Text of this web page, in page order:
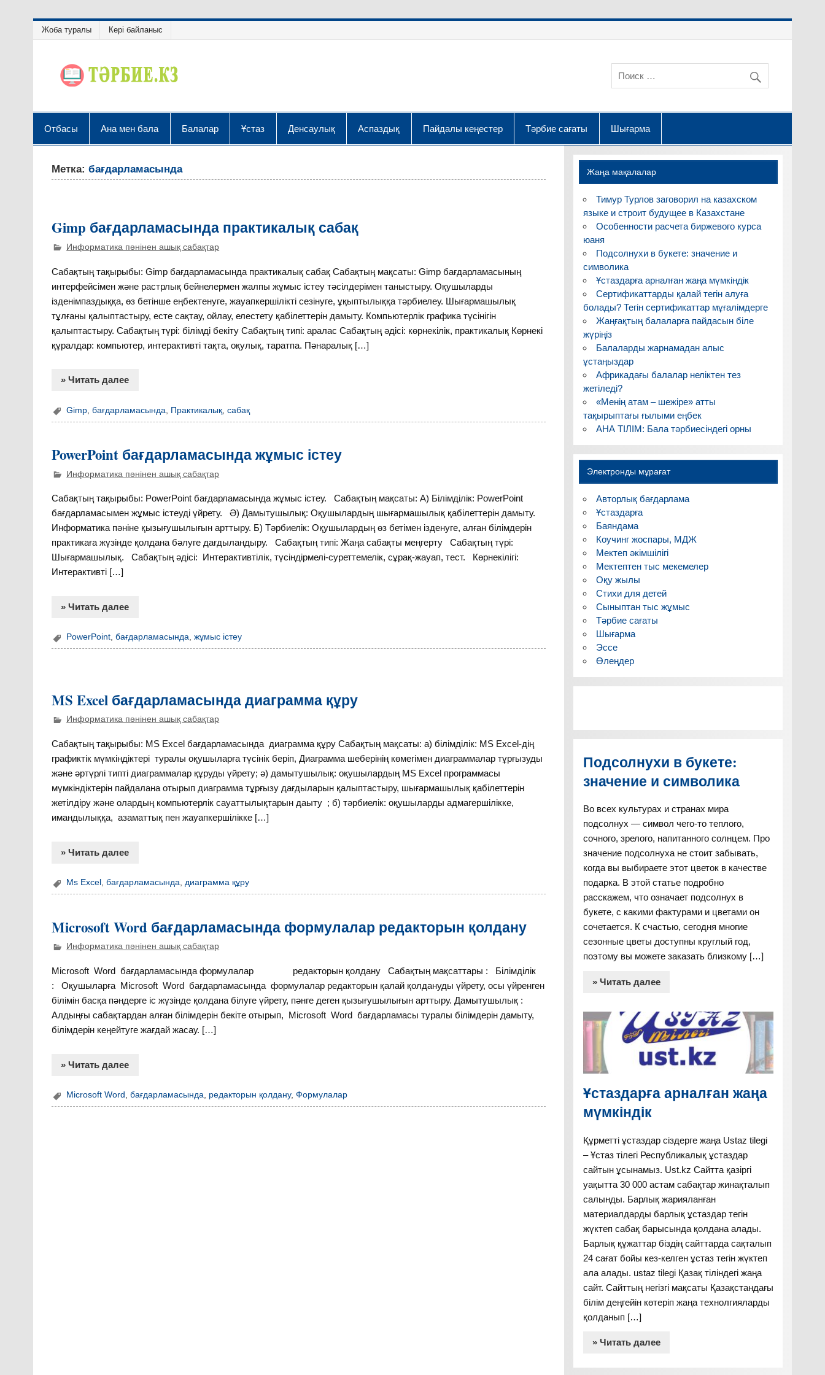
Жоба туралы Кері байланыс
Отбасы Ана мен бала Балалар Ұстаз Денсаулық Аспаздық Пайдалы кеңестер Тәрбие сағаты Шығарма
Метка:бағдарламасында
Gimp бағдарламасында практикалық сабақ
Информатика пәнінен ашық сабақтар
Сабақтың тақырыбы: Gimp бағдарламасында практикалық сабақ Сабақтың мақсаты: Gimp бағдарламасының
интерфейсімен және растрлық бейнелермен жалпы жұмыс істеу тәсілдерімен таныстыру. Оқушыларды
ізденімпаздыққа, өз бетінше еңбектенуге, жауапкершілікті сезінуге, ұқыптылыққа тәрбиелеу. Шығармашылық
тұлғаны қалыптастыру, есте сақтау, ойлау, елестету қабілеттерін дамыту. Компьютерлік графика түсінігін
қалыптастыру. Сабақтың түрі: білімді бекіту Сабақтың типі: аралас Сабақтың әдісі: көрнекілік, практикалық Көрнекі
құралдар: компьютер, интерактивті тақта, оқулық, таратпа. Пәнаралық […]
» Читать далее
Gimp ,бағдарламасында Практикалық ,сабақ
PowerPoint бағдарламасында жұмыс істеу
Информатика пәнінен ашық сабақтар
Сабақтың тақырыбы: PowerPoint бағдарламасында жұмыс істеу. Сабақтың мақсаты: А) Білімділік: PowerPoint
бағдарламасымен жұмыс істеуді үйрету. Ә) Дамытушылық: Оқушылардың шығармашылық қабілеттерін дамыту.
Информатика пәніне қызығушылығын арттыру. Б) Тәрбиелік: Оқушылардың өз бетімен ізденуге, алған білімдерін
практикаға жүзінде қолдана бәлуге дағдыландыру. Сабақтың типі: Жаңа сабақты меңгерту Сабақтың түрі:
Шығармашылық. Сабақтың әдісі: Интерактивтілік, түсіндірмелі-суреттемелік, сұрақ-жауап, тест. Көрнекілігі:
Интерактивті […]
» Читать далее
PowerPoint,бағдарламасында,жұмыс істеу
MS Excel бағдарламасында диаграмма құру
Информатика пәнінен ашық сабақтар
Сабақтың тақырыбы: MS Excel бағдарламасында диаграмма құру Сабақтың мақсаты: а) бiлiмдiлік: MS Excel-дің
графиктік мүмкіндіктері туралы оқушыларға түсінік беріп, Диаграмма шеберінің көмегімен диаграммалар тұрғызуды
және әртүрлі типті диаграммалар құруды үйрету; ә) дамытушылық: оқушылардың MS Excel программасы
мүмкіндіктерін пайдалана отырып диаграмма тұрғызу дағдыларын қалыптастыру, шығармашылық қабілеттерін
жетілдіру және олардың компьютерлік сауаттылықтарын даыту ; б) тәрбиелiк: оқушыларды адмагершілікке,
имандылыққа, азаматтық пен жауапкершілікке […]
» Читать далее
Ms Excel ,бағдарламасында,диаграмма құру
Microsoft Word бағдарламасында формулалар редакторын қолдану
Информатика пәнінен ашық сабақтар
Microsoft Word бағдарламасында формулалар редакторын қолдану Сабақтың мақсаттары : Білімділік
: Оқушыларға Microsoft Word бағдарламасында формулалар редакторын қалай қолдануды үйрету, осы үйренген
білімін басқа пәндерге іс жүзінде қолдана білуге үйрету, пәнге деген қызығушылығын арттыру. Дамытушылық :
Алдыңғы сабақтардан алған білімдерін бекіте отырып, Microsoft Word бағдарламасы туралы білімдерін дамыту,
білімдерін кеңейтуге жағдай жасау. […]
» Читать далее
Microsoft Word ,бағдарламасында, редакторын қолдану,Формулалар
Жаңа мақалалар
Тимур Турлов заговорил на казахском
языке и строит будущее в Казахстане
Особенности расчета биржевого курса
юаня
Подсолнухи в букете: значение и
символика
Ұстаздарға арналған жаңа мүмкіндік
Сертификаттарды қалай тегін алуға
болады? Тегін сертификаттар мұғалімдерге
Жаңғақтың балаларға пайдасын біле
жүріңіз
Балаларды жарнамадан алыс
ұстаңыздар
Африкадағы балалар неліктен тез
жетіледі?
«Менің атам – шежіре» атты
тақырыптағы ғылыми еңбек
АНА ТІЛІМ: Бала тәрбиесіндегі орны
Электронды мұрағат
Авторлық бағдарлама
Ұстаздарға
Баяндама
Коучинг жоспары, МДЖ
Мектеп әкімшілігі
Мектептен тыс мекемелер
Оқу жылы
Стихи для детей
Сыныптан тыс жұмыс
Тәрбие сағаты
Шығарма
Эссе
Өлеңдер
Подсолнухи в букете:
значение и символика
Во всех культурах и странах мира
подсолнух — символ чего-то теплого,
сочного, зрелого, напитанного солнцем. Про
значение подсолнуха не стоит забывать,
когда вы выбираете этот цветок в качестве
подарка. В этой статье подробно
расскажем, что означает подсолнух в
букете, с какими фактурами и цветами он
сочетается. К счастью, сегодня многие
сезонные цветы доступны круглый год,
поэтому вы можете заказать близкому […]
» Читать далее
Ұстаздарға арналған жаңа
мүмкіндік
Құрметті ұстаздар сіздерге жаңа Ustaz tilegi
– Ұстаз тілегі Республикалық ұстаздар
сайтын ұсынамыз. Ust.kz Сайтта қазіргі
уақытта 30 000 астам сабақтар жинақталып
салынды. Барлық жарияланған
материалдарды барлық ұстаздар тегін
жүктеп сабақ барысында қолдана алады.
Барлық құжаттар біздің сайттарда сақталып
24 сағат бойы кез-келген ұстаз тегін жүктеп
ала алады. ustaz tilegi Қазақ тіліндегі жаңа
сайт. Сайттың негізгі мақсаты Қазақстандағы
білім деңгейін көтеріп жаңа технолгияларды
қолданып […]
» Читать далее